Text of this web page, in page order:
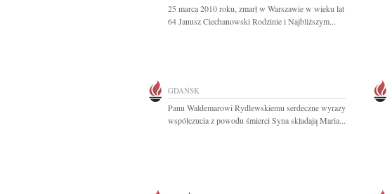
25 marca 2010 roku, zmarł w Warszawie w wieku lat
64 Janusz Ciechanowski Rodzinie i Najbliższym...
GDAŃSK
Panu Waldemarowi Rydlewskiemu serdeczne wyrazy
współczucia z powodu śmierci Syna składają Maria...